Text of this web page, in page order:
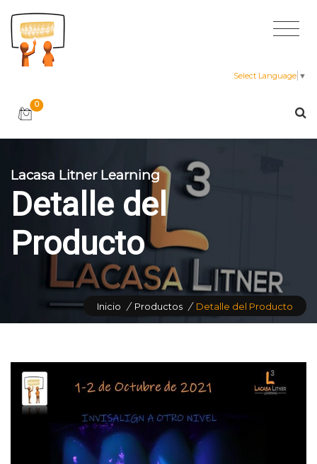
Select Language ▼
0
Lacasa Litner Learning
Detalle del
Producto
Inicio / Productos / Detalle del Producto